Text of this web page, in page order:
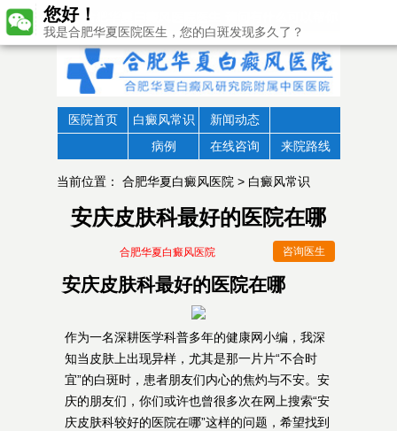
医院首页 白癜风常识
新闻动态
病例
在线咨询 来院路线
当前位置： 合肥华夏白癜风医院 > 白癜风常识
安庆皮肤科最好的医院在哪
合肥华夏白癜风医院 咨询医生
安庆皮肤科最好的医院在哪
作为一名深耕医学科普多年的健康网小编，我深
知当皮肤上出现异样，尤其是那一片片“不合时
宜”的白斑时，患者朋友们内心的焦灼与不安。安
庆的朋友们，你们或许也曾很多次在网上搜索“安
庆皮肤科较好的医院在哪”这样的问题，希望找到
您好！
我是合肥华夏医院医生，您的白斑发现多久了？